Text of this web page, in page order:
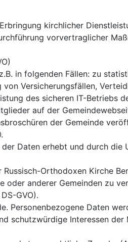
kirchlicher
vorvertraglicher
in folgenden Fällen: zu
Versicherungsfällen,
des sicheren IT-Betriebs
auf der
der Gemeinde
Daten erhebt und durch die
Orthodoxen Kirche
anderer Gemeinden zu
GVO).
Personenbezogene Daten
schutzwürdige Interessen